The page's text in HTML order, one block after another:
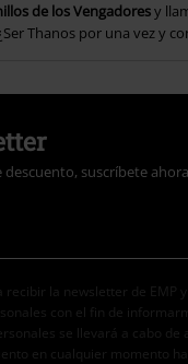
de los Vengadoresy
Thanos por una vez y
descuento, suscríbete
recibir la newsletter de
con el fin de
se llevará a cabo de
en cualquier momento